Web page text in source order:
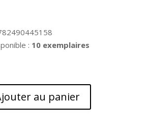
: 10 exemplaires
au panier